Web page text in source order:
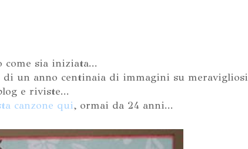
come sia iniziata...
un anno centinaia di immagini su meravigliosi
e riviste...
canzone qui, ormai da 24 anni...